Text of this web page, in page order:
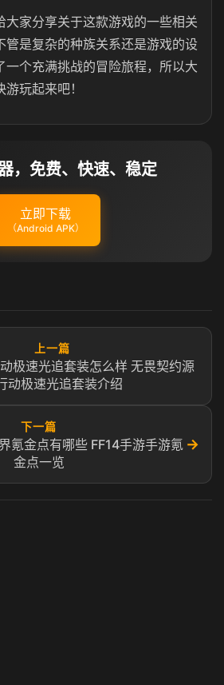
大家分享关于这款游戏的一些相关
管是复杂的种族关系还是游戏的设
一个充满挑战的冒险旅程，所以大
玩起来吧！
，免费、快速、稳定
立即下载
（Android APK）
上一篇
极速光追套装怎么样 无畏契约源
动极速光追套装介绍
下一篇
氪金点有哪些 FF14手游手游氪
金点一览
→